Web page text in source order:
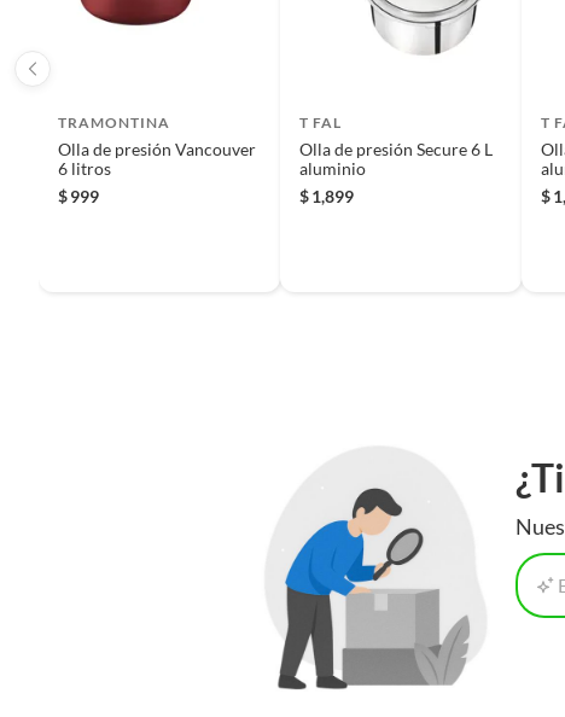
Estilo deco Industrial
TRAMONTINA
Olla de presión Vancouver
6 litros
$999
T FAL
Olla de presión Secure 6 L
aluminio
$1,899
T
$